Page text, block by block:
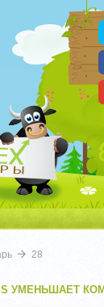
Брокеры
28
УМЕНЬШАЕТ